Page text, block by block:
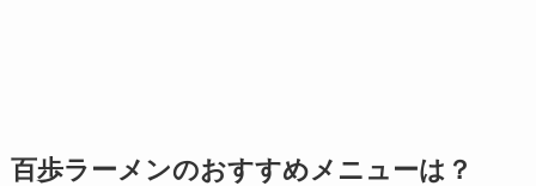
百歩ラーメンのおすすめメニューは？